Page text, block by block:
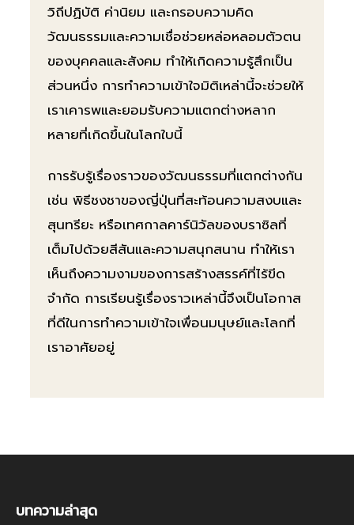
วิถีปฏิบัติ ค่านิยม และกรอบความคิด
วัฒนธรรมและความเชื่อช่วยหล่อหลอมตัวตน
ของบุคคลและสังคม ทำให้เกิดความรู้สึกเป็น
ส่วนหนึ่ง การทำความเข้าใจมิติเหล่านี้จะช่วยให้
เราเคารพและยอมรับความแตกต่างหลาก
หลายที่เกิดขึ้นในโลกใบนี้
การรับรู้เรื่องราวของวัฒนธรรมที่แตกต่างกัน
เช่น พิธีชงชาของญี่ปุ่นที่สะท้อนความสงบและ
สุนทรียะ หรือเทศกาลคาร์นิวัลของบราซิลที่
เต็มไปด้วยสีสันและความสนุกสนาน ทำให้เรา
เห็นถึงความงามของการสร้างสรรค์ที่ไร้ขีด
จำกัด การเรียนรู้เรื่องราวเหล่านี้จึงเป็นโอกาส
ที่ดีในการทำความเข้าใจเพื่อนมนุษย์และโลกที่
เราอาศัยอยู่
บทความล่าสุด